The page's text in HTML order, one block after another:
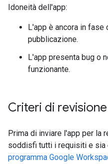
Idoneità dell'app:
L'app è ancora in fase
pubblicazione.
L'app presenta bug o
funzionante.
Criteri di revisione
Prima di inviare l'app per la
soddisfi tutti i requisiti e sia
programma Google